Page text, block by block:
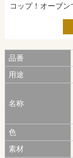
コップ！オーブ
品番
用途
名称
色
素材